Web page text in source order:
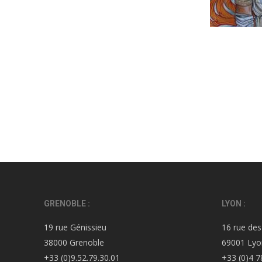
GRENOBLE :
19 rue Génissieu
38000 Grenoble
+33 (0)9.52.79.30.01
LYON :
16 rue
69001
+33 (0)4